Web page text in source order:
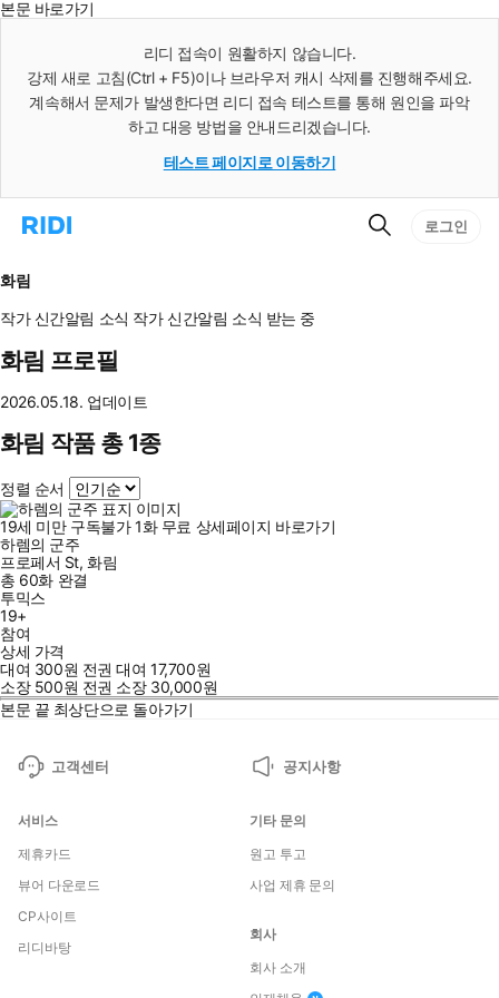
본문 바로가기
리디 접속이 원활하지 않습니다.
강제 새로 고침(Ctrl + F5)이나 브라우저 캐시 삭제를 진행해주세요.
계속해서 문제가 발생한다면 리디 접속 테스트를 통해 원인을 파악
하고 대응 방법을 안내드리겠습니다.
테스트 페이지로 이동하기
리
으
로
이
동
검
로그인
화림
작가 신간알림 소식 작가 신간알림 소식 받는 중
화림 프로필
2026.05.18. 업데이트
화림 작품 총 1종
정렬 순서
19세 미만 구독불가 1화 무료 상세페이지 바로가기
하렘의 군주
프로페서 St, 화림
총 60화 완결
투믹스
19+
참여
상세 가격
대여 300원 전권 대여17,700원
소장 500원 전권 소장 30,000원
본문 끝 최상단으로 돌아가기
고객센터 공지사항
서비스
제휴카드
뷰어 다운로드
CP사이트
리디바탕
기타 문의
원고 투고
사업 제휴 문의
회사
회사 소개